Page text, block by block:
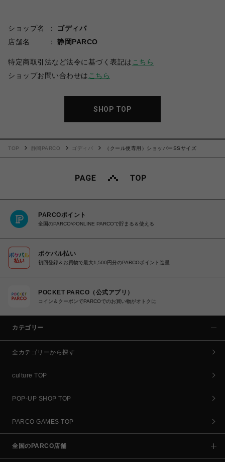
ショップ名
ゴディバ
店舗名
静岡PARCO
特定商取引法など法令に基づく表記は こちら
ショップお問い合わせは こちら
SHOP TOP
TOP 静岡PARCO ゴディバ （クール便専用）ショッパーSSサイズ
PARCOポイント
全国のPARCOやONLINE PARCOで貯まる＆使える
ポケパル払い
初回登録＆お買物で最大1,500円分のPARCOポイント進呈
POCKET PARCO（公式アプリ）
コイン＆クーポンでPARCOでのお買い物がオトクに
カテゴリー
全カテゴリーから探す
culture TOP
POP-UP SHOP TOP
PARCO GAMES TOP
全国のPARCO店舗